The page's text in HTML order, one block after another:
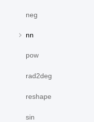
neg
nn
pow
rad2deg
reshape
sin